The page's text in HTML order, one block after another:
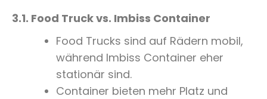
3.1. Food Truck vs. Imbiss Container
Food Trucks sind auf Rädern mobil,
während Imbiss Container eher
stationär sind.
Container bieten mehr Platz und